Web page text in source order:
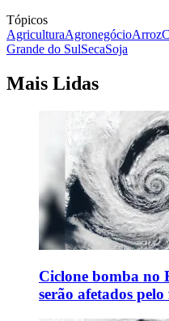
Tópicos
AgriculturaAgronegócioArroz
Grande do SulSecaSoja
Mais Lidas
Ciclone bomba no
serão afetados pelo